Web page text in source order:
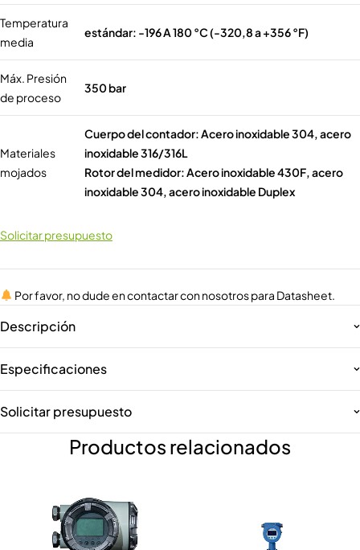
Temperatura
media
estándar: -196 A 180 °C (-320,8 a +356 °F)
Máx. Presión
de proceso
350 bar
Materiales
mojados
Cuerpo del contador: Acero inoxidable 304, acero
inoxidable 316/316L
Rotor del medidor: Acero inoxidable 430F, acero
inoxidable 304, acero inoxidable Duplex
Solicitar presupuesto
Por favor, no dude en contactar con nosotros para Datasheet.
Descripción
Especificaciones
Solicitar presupuesto
Productos relacionados